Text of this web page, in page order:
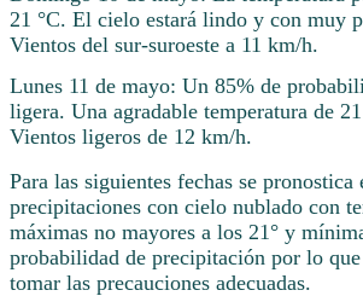
21 °C. El cielo estará lindo y con muy
Vientos del sur-suroeste a 11 km/h.
Lunes 11 de mayo: Un 85% de
ligera. Una agradable temperatura de
Vientos ligeros de 12 km/h.
Para las siguientes fechas se pronostica
precipitaciones con cielo nublado con
máximas no mayores a los 21° y
probabilidad de precipitación por lo que
tomar las precauciones adecuadas.